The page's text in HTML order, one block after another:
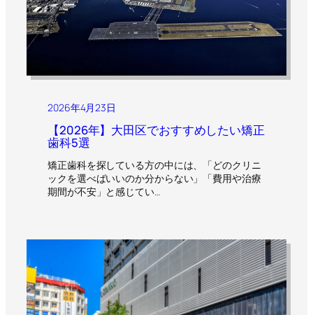
2026年4月23日
【2026年】大田区でおすすめしたい矯正
歯科5選
矯正歯科を探している方の中には、「どのクリニ
ックを選べばいいのか分からない」「費用や治療
期間が不安」と感じてい…